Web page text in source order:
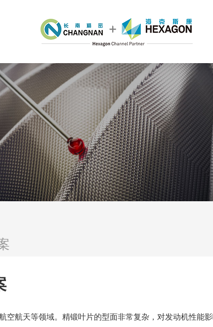
空航天等领域。精锻叶片的型面非常复杂，对发动机性能